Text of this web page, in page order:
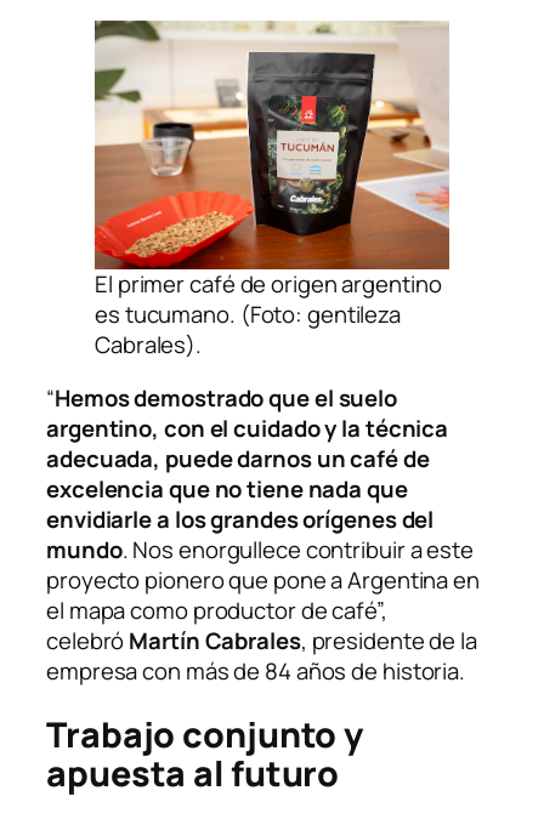
El primer café de origen argentino
es tucumano. (Foto: gentileza
Cabrales).
“Hemos demostrado que el suelo
argentino, con el cuidado y la técnica
adecuada, puede darnos un café de
excelencia que no tiene nada que
envidiarle a los grandes orígenes del
mundo. Nos enorgullece contribuir a este
proyecto pionero que pone a Argentina en
el mapa como productor de café”,
celebróMartín Cabrales, presidente de la
empresa con más de 84 años de historia.
Trabajo conjunto y
apuesta al futuro